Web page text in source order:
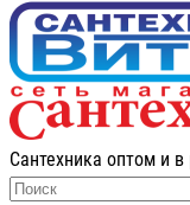
Сантехника оптом и